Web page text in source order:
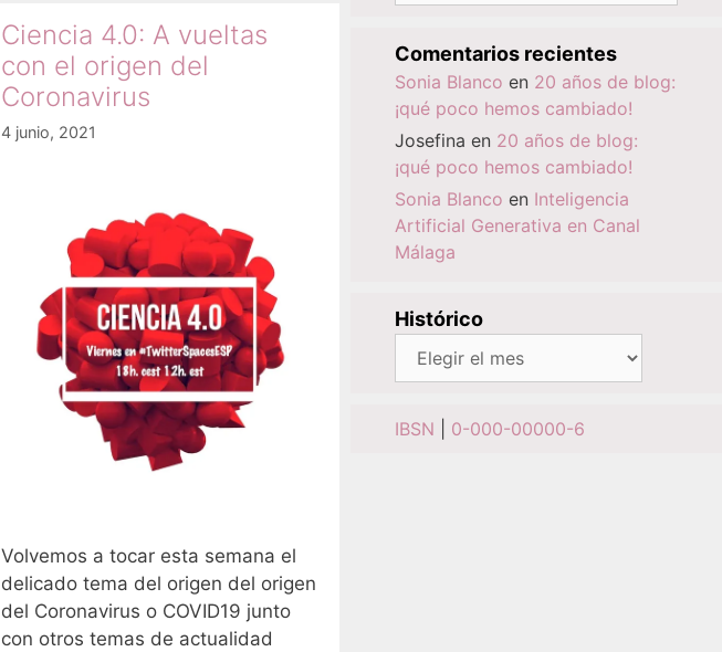
Ciencia 4.0: A vueltas
con el origen del
Coronavirus
4 junio, 2021
Volvemos a tocar esta semana el
delicado tema del origen del origen
del Coronavirus o COVID19 junto
con otros temas de actualidad
Comentarios recientes
Sonia Blanco en 20 años de blog:
¡qué poco hemos cambiado!
Josefina en 20 años de blog:
¡qué poco hemos cambiado!
Sonia Blanco en Inteligencia
Artificial Generativa en Canal
Málaga
Histórico
Histórico
IBSN 0-000-00000-6